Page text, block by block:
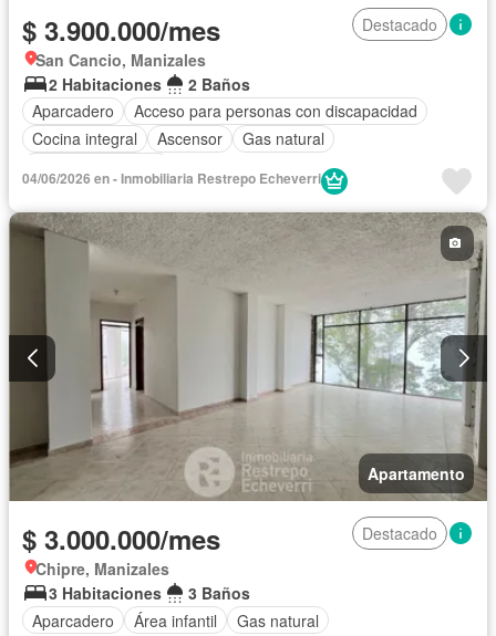
$ 3.900.000/mes
Destacado
San Cancio, Manizales
2 Habitaciones
2 Baños
Aparcadero
Acceso para personas con discapacidad
Cocina integral
Ascensor
Gas natural
04/06/2026 en - Inmobiliaria Restrepo Echeverri
Apartamento
$ 3.000.000/mes
Destacado
Chipre, Manizales
3 Habitaciones
3 Baños
Aparcadero
Área infantil Gas natural